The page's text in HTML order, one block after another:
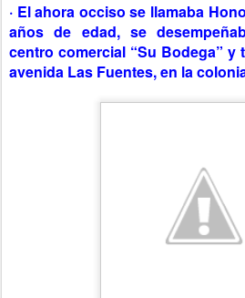
· El ahora occiso se llamaba
años de edad, se
centro comercial “Su Bodega”
avenida Las Fuentes, en la